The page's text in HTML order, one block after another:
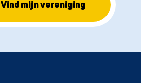
Vind mijn vereniging